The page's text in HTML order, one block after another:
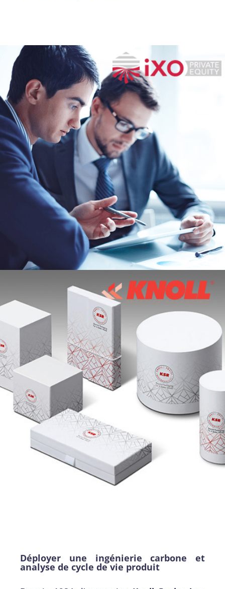
Déployer une ingénierie carbone et
analyse de cycle de vie produit